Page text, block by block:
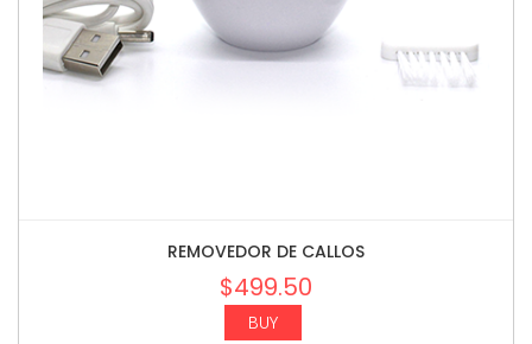
REMOVEDOR DE CALLOS
$499.50
BUY